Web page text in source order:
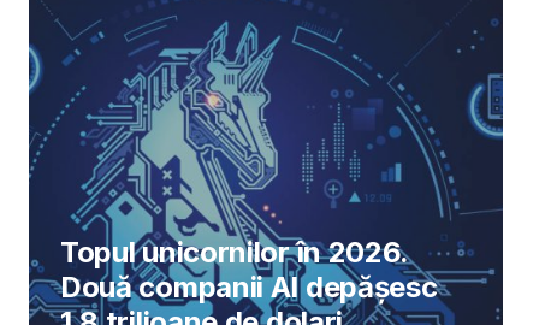
Topul unicornilor în 2026.
Două companii AI depășesc